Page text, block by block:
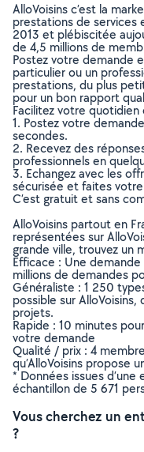
AlloVoisins c’est la
prestations de services
2013 et plébiscitée
de 4,5 millions de
Postez votre demande
particulier ou un
prestations, du plus
pour un bon rapport
Facilitez votre quotidien
1. Postez votre
secondes.
2. Recevez des
professionnels en
3. Echangez avec les
sécurisée et faites
C’est gratuit et sans
AlloVoisins partout en
représentées sur
grande ville, trouvez un
Efficace : Une
millions de demandes
Généraliste : 1 250
possible sur
projets.
Rapide : 10 minutes
votre demande
Qualité / prix : 4
qu’AlloVoisins propose
* Données issues d’une
échantillon de 5 671
Vous cherchez un
?